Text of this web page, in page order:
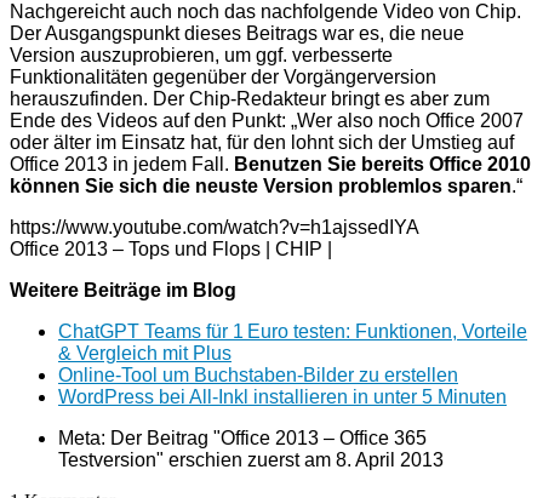
Nachgereicht auch noch das nachfolgende Video von Chip.
Der Ausgangspunkt dieses Beitrags war es, die neue
Version auszuprobieren, um ggf. verbesserte
Funktionalitäten gegenüber der Vorgängerversion
herauszufinden. Der Chip-Redakteur bringt es aber zum
Ende des Videos auf den Punkt: „Wer also noch Office 2007
oder älter im Einsatz hat, für den lohnt sich der Umstieg auf
Office 2013 in jedem Fall. Benutzen Sie bereits Office 2010
können Sie sich die neuste Version problemlos sparen.“
https://www.youtube.com/watch?v=h1ajssedIYA
Office 2013 – Tops und Flops | CHIP |
Weitere Beiträge im Blog
ChatGPT Teams für 1 Euro testen: Funktionen, Vorteile
& Vergleich mit Plus
Online‑Tool um Buchstaben‑Bilder zu erstellen
WordPress bei All-Inkl installieren in unter 5 Minuten
Meta: Der Beitrag "Office 2013 – Office 365
Testversion" erschien zuerst am 8. April 2013